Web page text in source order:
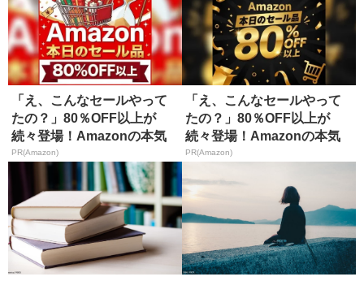
「え、こんなセールやって
たの？」80％OFF以上が
続々登場！Amazonの本気
が...
PR(Amazon)
「え、こんなセールやって
たの？」80％OFF以上が
続々登場！Amazonの本気
が...
PR(Amazon)